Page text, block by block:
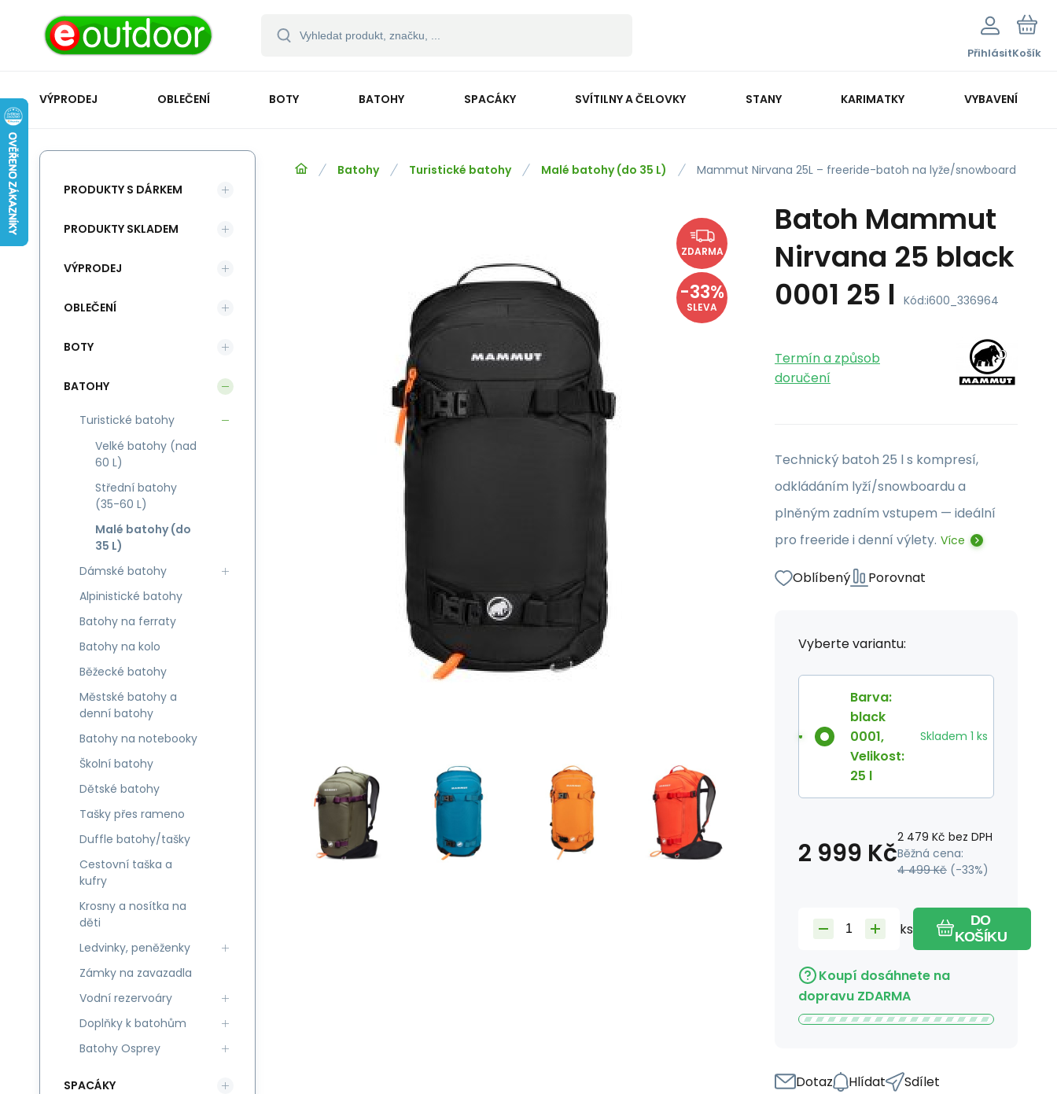
PřihlásitKošík
VÝPRODEJ OBLEČENÍ BOTY BATOHY SPACÁKY SVÍTILNY A ČELOVKY STANY KARIMATKY VYBAVENÍ
Batohy Turistické batohy Malé batohy (do 35 L) Mammut Nirvana 25L – freeride-batoh na lyže/snowboard
ZDARMA
-33%
SLEVA
Batoh Mammut
Nirvana 25 black
0001 25 l Kód:i600_336964
Termín a způsob
doručení
Technický batoh 25 l s kompresí,
odkládáním lyží/snowboardu a
plněným zadním vstupem — ideální
pro freeride i denní výlety. Více
Oblíbený Porovnat
Vyberte variantu:
Barva:
black
0001,
Velikost:
25 l
Skladem 1 ks
2 999 Kč2 479 Kč bez DPH
Běžná cena:
4 499 Kč (-33%)
ks
DO
KOŠÍKU
Koupí dosáhnete na
dopravu ZDARMA
Dotaz Hlídat Sdílet
PRODUKTY S DÁRKEM
PRODUKTY SKLADEM
VÝPRODEJ
OBLEČENÍ
BOTY
BATOHY
Turistické batohy
Velké batohy (nad
60 L)
Střední batohy
(35-60 L)
Malé batohy (do
35 L)
Dámské batohy
Alpinistické batohy
Batohy na ferraty
Batohy na kolo
Běžecké batohy
Městské batohy a
denní batohy
Batohy na notebooky
Školní batohy
Dětské batohy
Tašky přes rameno
Duffle batohy/tašky
Cestovní taška a
kufry
Krosny a nosítka na
děti
Ledvinky, peněženky
Zámky na zavazadla
Vodní rezervoáry
Doplňky k batohům
Batohy Osprey
SPACÁKY